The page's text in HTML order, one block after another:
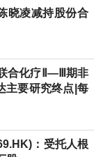
晓凌减持股份合
合化疗Ⅱ—Ⅲ期非
主要研究终点|每
：受托人根